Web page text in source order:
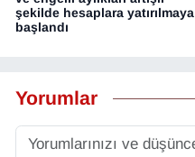
şekilde hesaplara yatırılmaya
başlandı
Yorumlar